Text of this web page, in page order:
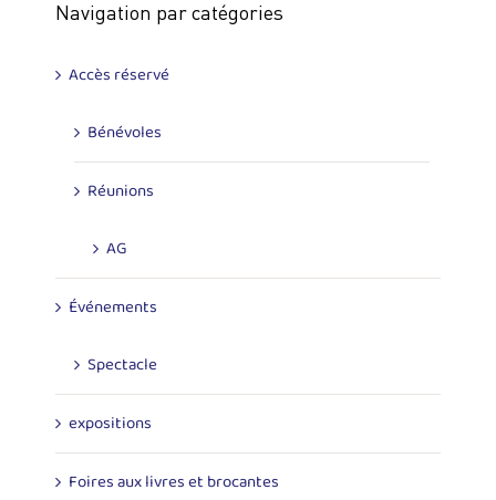
Navigation par catégories
Accès réservé
Bénévoles
Réunions
AG
Événements
Spectacle
expositions
Foires aux livres et brocantes